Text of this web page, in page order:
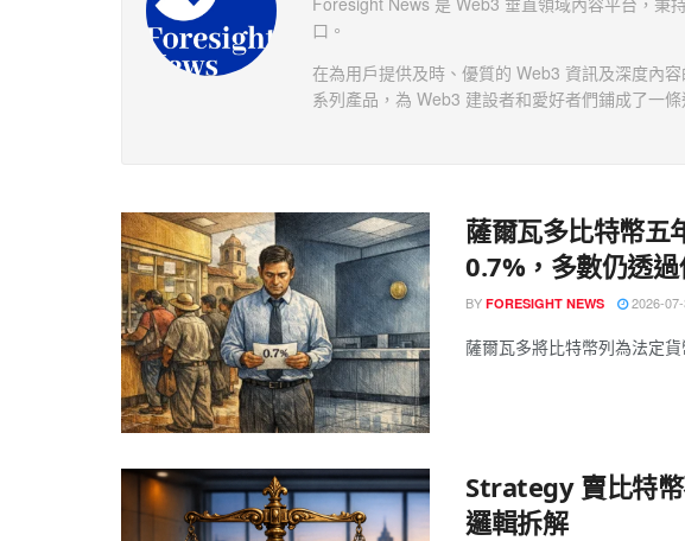
口。
在為用戶提供及時、優質的 Web3 資訊及深度內
系列產品，為 Web3 建設者和愛好者們鋪成了一
薩爾瓦多比特幣五
0.7%，多數仍透
BY FORESIGHT NEWS 2026-07-
薩爾瓦多將比特幣列為法定
Strategy 賣比特
邏輯拆解